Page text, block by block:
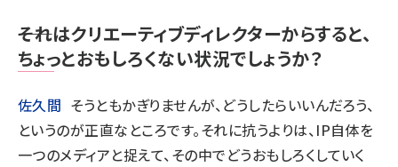
――それはクリエーティブディレクターからすると、
ちょっとおもしろくない状況でしょうか？
佐久間 そうともかぎりませんが、どうしたらいいんだろう、
というのが正直なところです。それに抗うよりは、IP自体を
一つのメディアと捉えて、その中でどうおもしろくしていく